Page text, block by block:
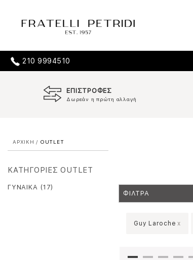
210 9994510
ΕΠΙΣΤΡΟΦΕΣ
Δωρεάν η πρώτη αλλαγή
ΑΡΧΙΚΗ / OUTLET
ΚΑΤΗΓΟΡΙΕΣ OUTLET
ΓΥΝΑΙΚΑ (17)
ΦΙΛΤΡΑ
Guy Laroche x